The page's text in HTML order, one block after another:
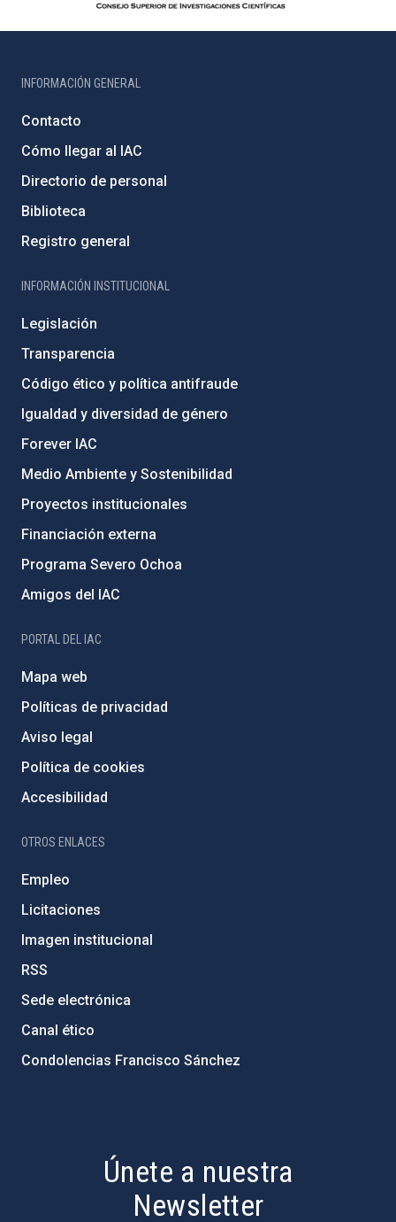
INFORMACIÓN GENERAL
Contacto
Cómo llegar al IAC
Directorio de personal
Biblioteca
Registro general
INFORMACIÓN INSTITUCIONAL
Legislación
Transparencia
Código ético y política antifraude
Igualdad y diversidad de género
Forever IAC
Medio Ambiente y Sostenibilidad
Proyectos institucionales
Financiación externa
Programa Severo Ochoa
Amigos del IAC
PORTAL DEL IAC
Mapa web
Políticas de privacidad
Aviso legal
Política de cookies
Accesibilidad
OTROS ENLACES
Empleo
Licitaciones
Imagen institucional
RSS
Sede electrónica
Canal ético
Condolencias Francisco Sánchez
Únete a nuestra
Newsletter